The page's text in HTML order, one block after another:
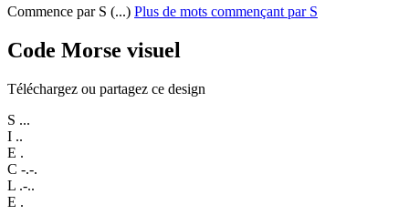
Commence par S (...) Plus de mots commençant par S
Code Morse visuel
Téléchargez ou partagez ce design
S ...
I ..
E .
C -.-.
L .-..
E .